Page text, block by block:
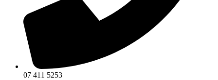
07 411 5253